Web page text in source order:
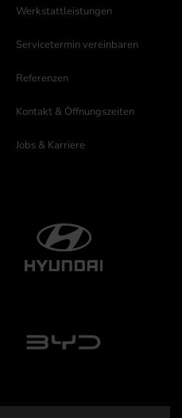
Werkstattleistungen
Servicetermin vereinbaren
Referenzen
Kontakt & Öffnungszeiten
Jobs & Karriere